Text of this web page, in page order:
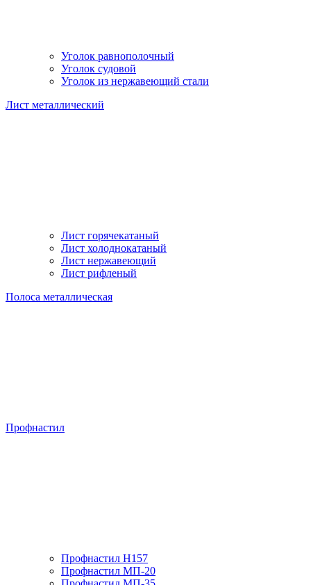
Уголок равнополочный
Уголок судовой
Уголок из нержавеющий стали
Лист металлический
Лист горячекатаный
Лист холоднокатаный
Лист нержавеющий
Лист рифленый
Полоса металлическая
Профнастил
Профнастил H157
Профнастил МП-20